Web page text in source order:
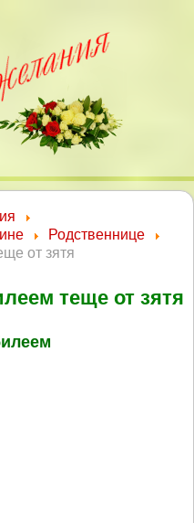
Родственнице
от зятя
теще от зятя